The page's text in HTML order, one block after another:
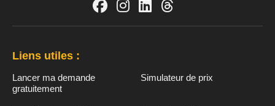
Liens utiles :
Lancer ma demande
gratuitement
Simulateur de prix